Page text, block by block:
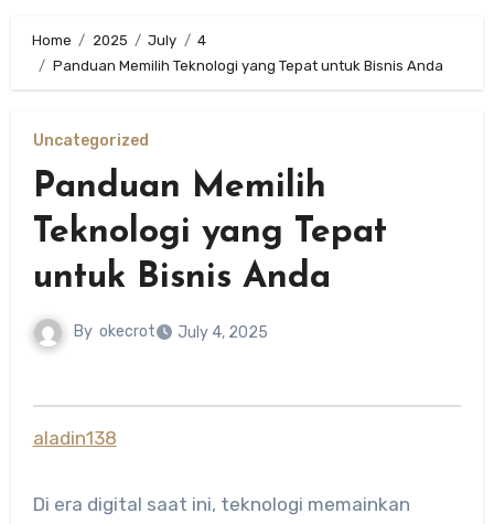
Home 2025 July
4
Panduan Memilih Teknologi yang Tepat untuk Bisnis Anda
Uncategorized
Panduan Memilih
Teknologi yang Tepat
untuk Bisnis Anda
By okecrot July 4, 2025
aladin138
Di era digital saat ini, teknologi memainkan